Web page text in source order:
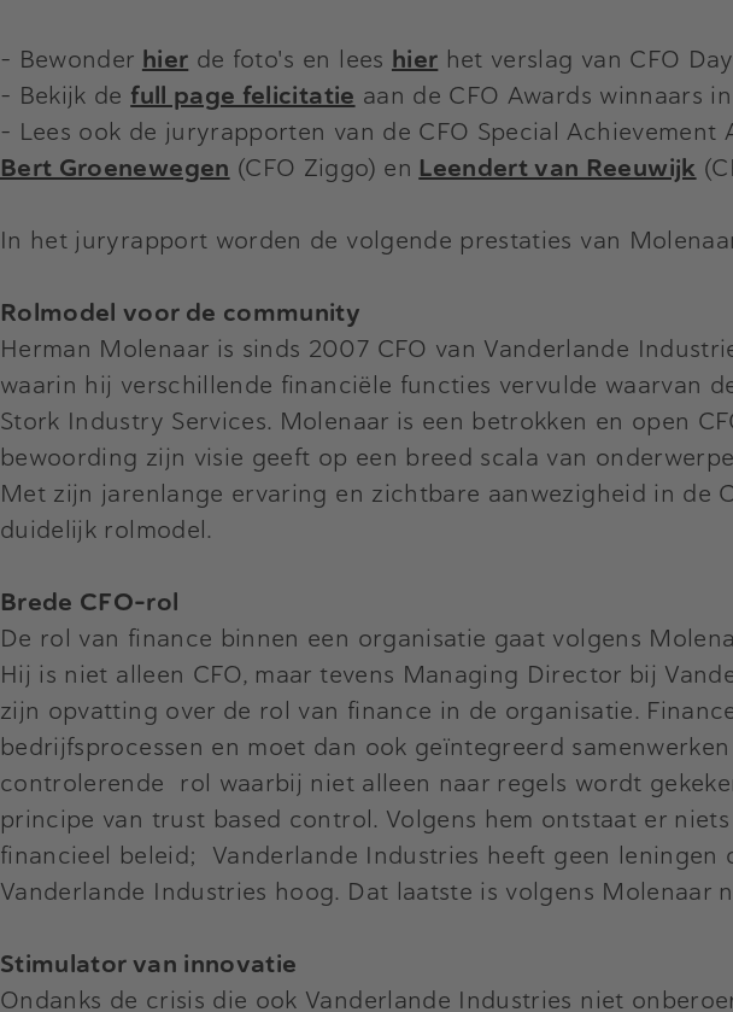
- Bewonder hier de foto's en lees hier het verslag van CFO
- Bekijk de full page felicitatie aan de CFO Awards winnaars
- Lees ook de juryrapporten van de CFO Special Achievement
Bert Groenewegen (CFO Ziggo) en Leendert van Reeuwijk
In het juryrapport worden de volgende prestaties van
Rolmodel voor de community
Herman Molenaar is sinds 2007 CFO van Vanderlande
waarin hij verschillende financiële functies vervulde waarvan
Stork Industry Services. Molenaar is een betrokken en open
bewoording zijn visie geeft op een breed scala van
Met zijn jarenlange ervaring en zichtbare aanwezigheid in de
duidelijk rolmodel.
Brede CFO-rol
De rol van finance binnen een organisatie gaat volgens
Hij is niet alleen CFO, maar tevens Managing Director bij
zijn opvatting over de rol van finance in de organisatie.
bedrijfsprocessen en moet dan ook geïntegreerd
controlerende rol waarbij niet alleen naar regels wordt
principe van trust based control. Volgens hem ontstaat er
financieel beleid; Vanderlande Industries heeft geen
Vanderlande Industries hoog. Dat laatste is volgens
Stimulator van innovatie
Ondanks de crisis die ook Vanderlande Industries niet